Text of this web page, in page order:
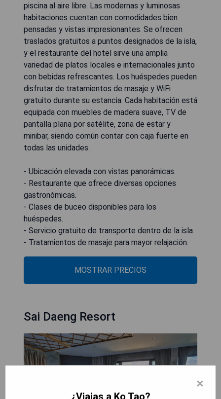
piscina al aire libre. Las modernas y luminosas
habitaciones cuentan con comodidades bien
pensadas y vistas impresionantes. Se ofrecen
traslados gratuitos a puntos designados de la isla,
y el restaurante del hotel sirve una amplia
variedad de platos locales e internacionales junto
con bebidas refrescantes. Los huéspedes pueden
disfrutar de tratamientos de masaje y WiFi
gratuito durante su estancia. Cada habitación está
equipada con muebles de madera suave, TV de
pantalla plana por satélite, zona de estar y
minibar, siendo común contar con caja fuerte en
todas las unidades.
- Ubicación elevada con vistas panorámicas.
- Restaurante que ofrece diversas opciones
gastronómicas.
- Clases de buceo disponibles para los
huéspedes.
- Servicio gratuito de transporte dentro de la isla.
- Tratamientos de masaje para mayor relajación.
MOSTRAR PRECIOS
Sai Daeng Resort
×
¿Viajas a Ko Tao?